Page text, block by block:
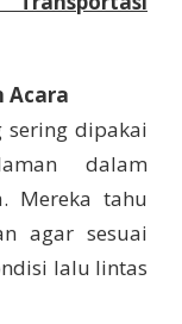
Acara
sering dipakai
dalam
Mereka tahu
agar sesuai
lalu lintas